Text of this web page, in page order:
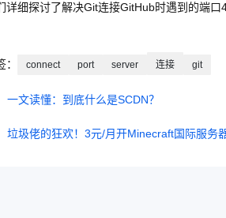
详细探讨了解决Git连接GitHub时遇到的端
connect port server 连接 git
一文读懂：到底什么是SCDN？
垃圾佬的狂欢！3元/月开Minecraft国际服务